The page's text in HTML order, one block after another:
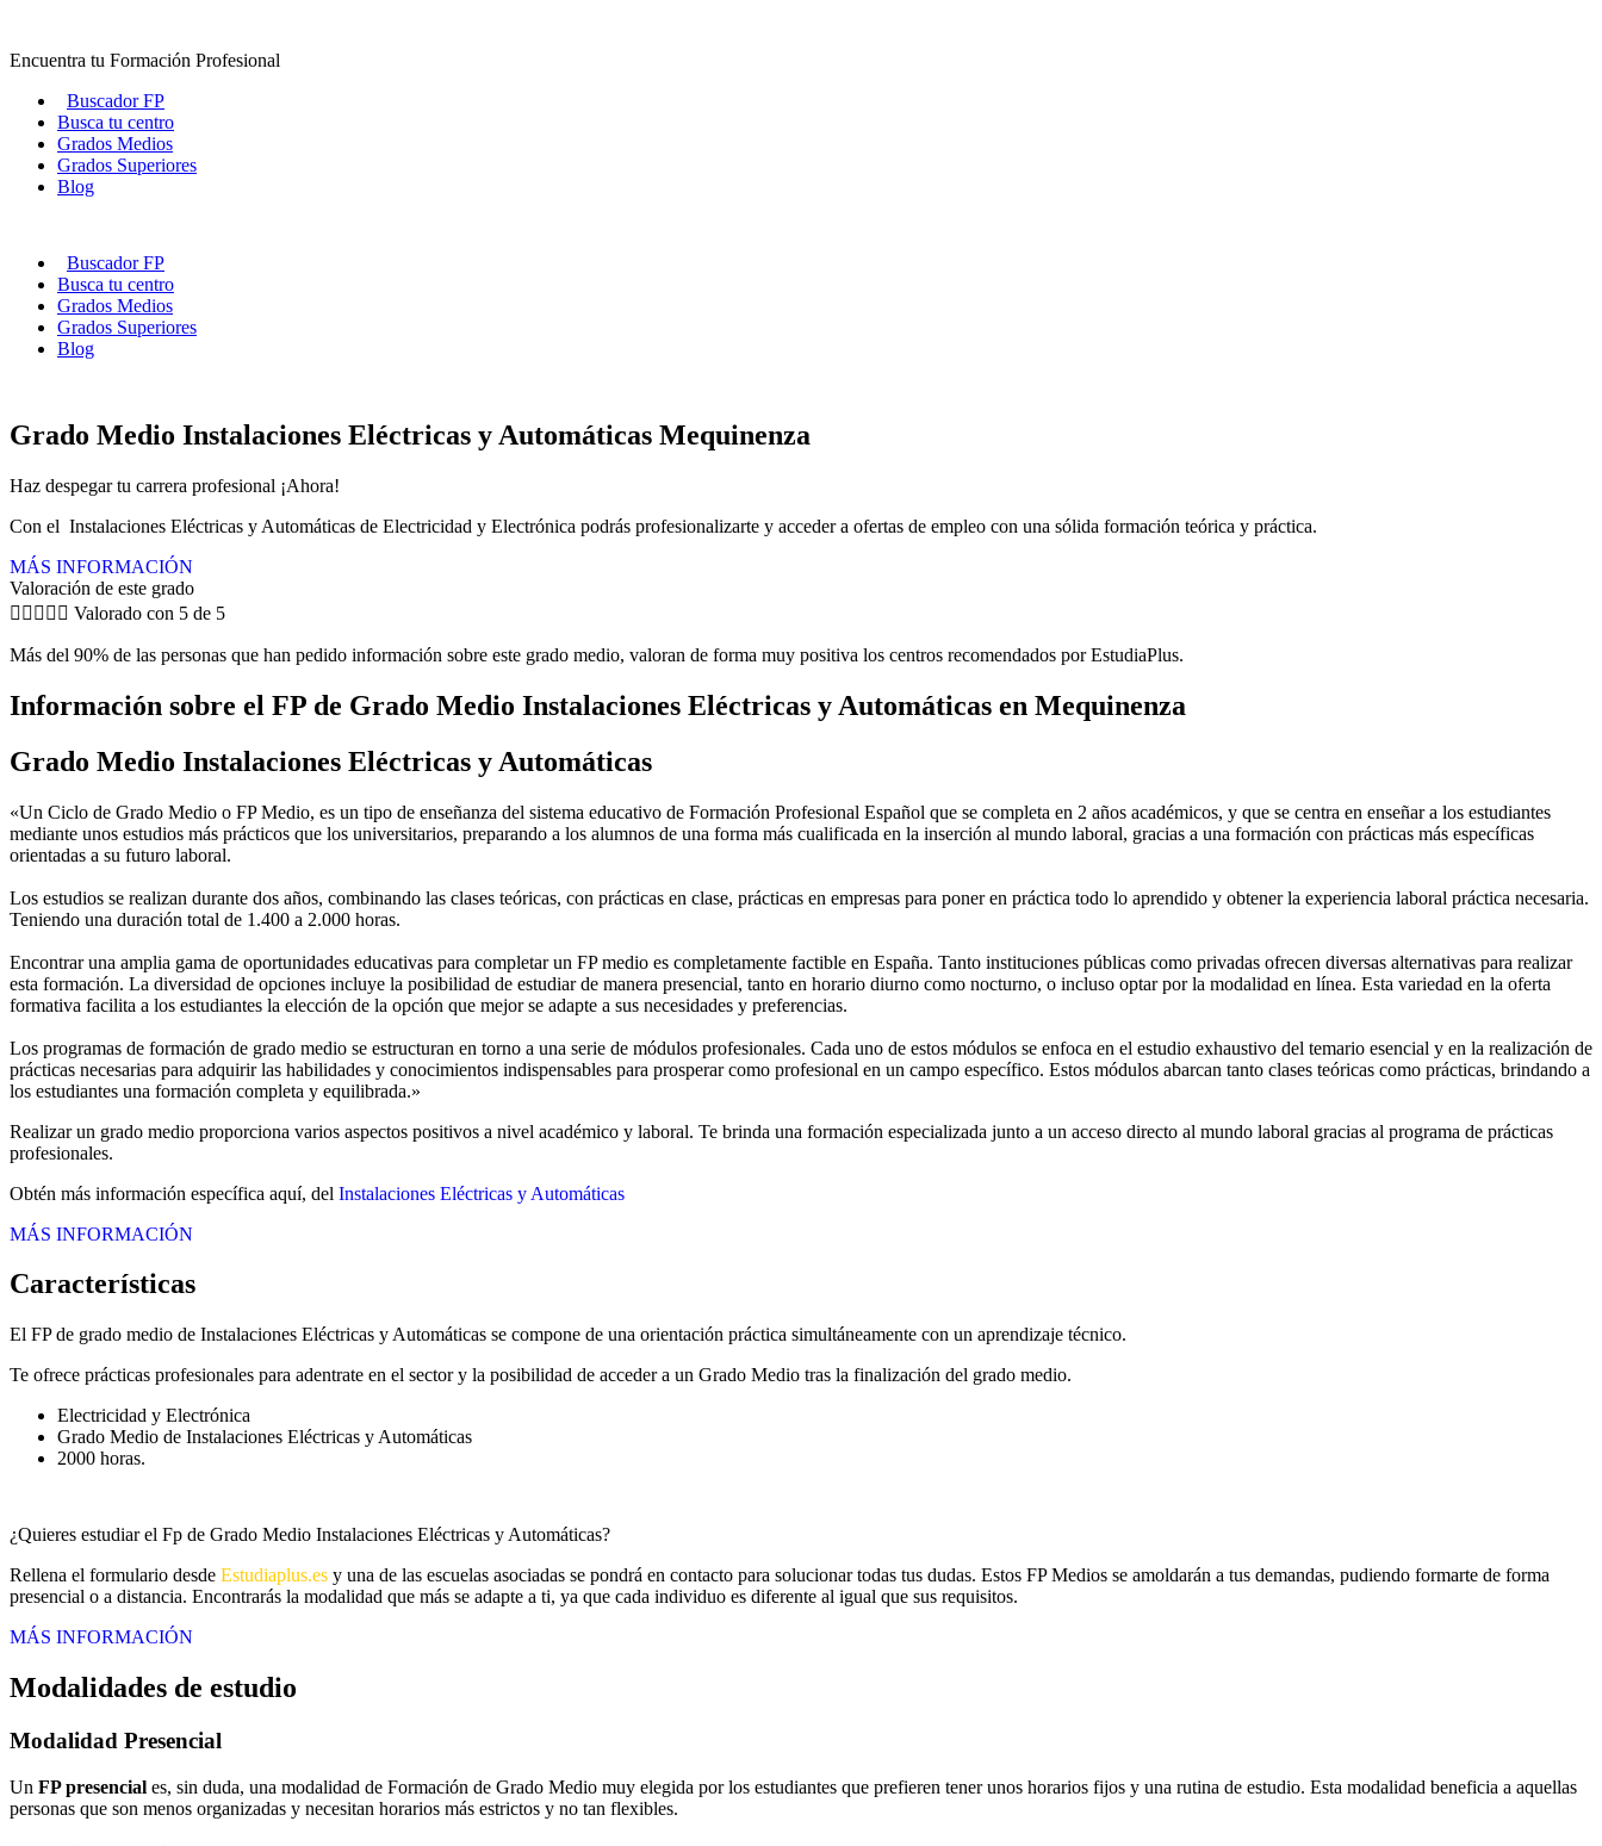
contenido
Encuentra tu Formación Profesional
Buscador FP
Busca tu centro
Grados Medios
Grados Superiores
Blog
Buscador FP
Busca tu centro
Grados Medios
Grados Superiores
Blog
Grado Medio Instalaciones Eléctricas y Automáticas Mequinenza
Haz despegar tu carrera profesional ¡Ahora!
Con el Instalaciones Eléctricas y Automáticas de Electricidad y Electrónica podrás profesionalizarte y acceder a ofertas de empleo con una sólida formación teórica y práctica.
MÁS INFORMACIÓN
Valoración de este grado
     Valorado con 5 de 5
Más del 90% de las personas que han pedido información sobre este grado medio, valoran de forma muy positiva los centros recomendados por EstudiaPlus.
Información sobre el FP de Grado Medio Instalaciones Eléctricas y Automáticas en Mequinenza
Grado Medio Instalaciones Eléctricas y Automáticas
«Un Ciclo de Grado Medio o FP Medio, es un tipo de enseñanza del sistema educativo de Formación Profesional Español que se completa en 2 años académicos, y que se centra en enseñar a los estudiantes
mediante unos estudios más prácticos que los universitarios, preparando a los alumnos de una forma más cualificada en la inserción al mundo laboral, gracias a una formación con prácticas más específicas
orientadas a su futuro laboral.
Los estudios se realizan durante dos años, combinando las clases teóricas, con prácticas en clase, prácticas en empresas para poner en práctica todo lo aprendido y obtener la experiencia laboral práctica necesaria.
Teniendo una duración total de 1.400 a 2.000 horas.
Encontrar una amplia gama de oportunidades educativas para completar un FP medio es completamente factible en España. Tanto instituciones públicas como privadas ofrecen diversas alternativas para realizar
esta formación. La diversidad de opciones incluye la posibilidad de estudiar de manera presencial, tanto en horario diurno como nocturno, o incluso optar por la modalidad en línea. Esta variedad en la oferta
formativa facilita a los estudiantes la elección de la opción que mejor se adapte a sus necesidades y preferencias.
Los programas de formación de grado medio se estructuran en torno a una serie de módulos profesionales. Cada uno de estos módulos se enfoca en el estudio exhaustivo del temario esencial y en la realización de
prácticas necesarias para adquirir las habilidades y conocimientos indispensables para prosperar como profesional en un campo específico. Estos módulos abarcan tanto clases teóricas como prácticas, brindando a
los estudiantes una formación completa y equilibrada.»
Realizar un grado medio proporciona varios aspectos positivos a nivel académico y laboral. Te brinda una formación especializada junto a un acceso directo al mundo laboral gracias al programa de prácticas
profesionales.
Obtén más información específica aquí, del Instalaciones Eléctricas y Automáticas
MÁS INFORMACIÓN
Características
El FP de grado medio de Instalaciones Eléctricas y Automáticas se compone de una orientación práctica simultáneamente con un aprendizaje técnico.
Te ofrece prácticas profesionales para adentrate en el sector y la posibilidad de acceder a un Grado Medio tras la finalización del grado medio.
Electricidad y Electrónica
Grado Medio de Instalaciones Eléctricas y Automáticas
2000 horas.
¿Quieres estudiar el Fp de Grado Medio Instalaciones Eléctricas y Automáticas?
Rellena el formulario desde Estudiaplus.es y una de las escuelas asociadas se pondrá en contacto para solucionar todas tus dudas. Estos FP Medios se amoldarán a tus demandas, pudiendo formarte de forma
presencial o a distancia. Encontrarás la modalidad que más se adapte a ti, ya que cada individuo es diferente al igual que sus requisitos.
MÁS INFORMACIÓN
Modalidades de estudio
Modalidad Presencial
Un FP presencial es, sin duda, una modalidad de Formación de Grado Medio muy elegida por los estudiantes que prefieren tener unos horarios fijos y una rutina de estudio. Esta modalidad beneficia a aquellas
personas que son menos organizadas y necesitan horarios más estrictos y no tan flexibles.